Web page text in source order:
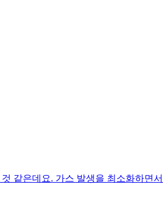
같은데요. 가스 발생을 최소화하면